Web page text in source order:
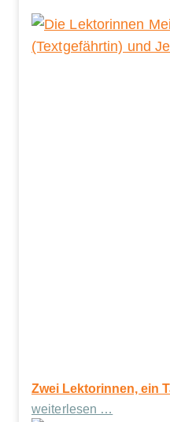
Zwei Lektorinnen, ein
weiterlesen …